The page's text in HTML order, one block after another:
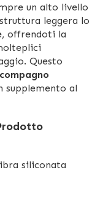
un alto livello
leggera lo
offrendoti la
Questo
compagno
supplemento al
siliconata